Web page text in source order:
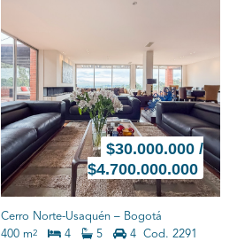
$30.000.000 /
$4.700.000.000
Cerro Norte-Usaquén – Bogotá
400 m2 4 5 4Cod. 2291